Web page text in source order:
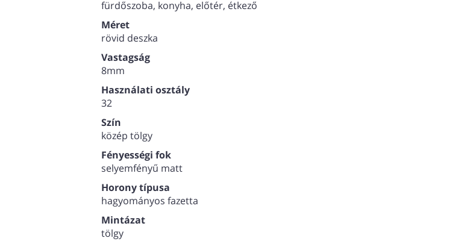
fürdőszoba, konyha, előtér, étkező
Méret
rövid deszka
Vastagság
8mm
Használati osztály
32
Szín
közép tölgy
Fényességi fok
selyemfényű matt
Horony típusa
hagyományos fazetta
Mintázat
tölgy